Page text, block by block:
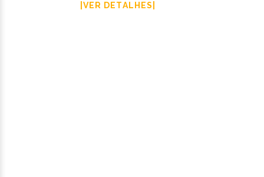
|VER DETALHES|